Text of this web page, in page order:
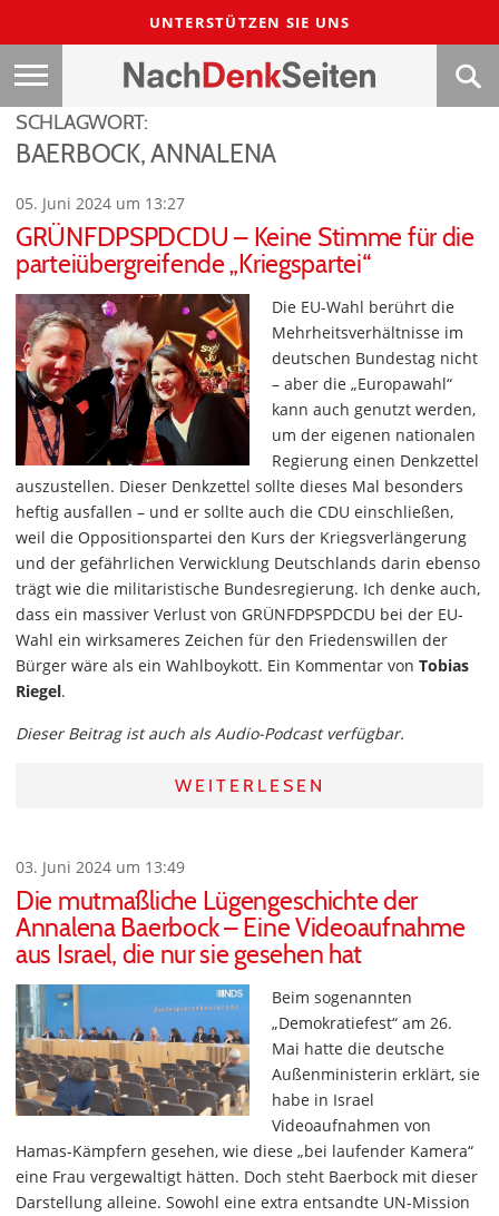
UNTERSTÜTZEN SIE UNS
SCHLAGWORT:
BAERBOCK, ANNALENA
05. Juni 2024 um 13:27
GRÜNFDPSPDCDU – Keine Stimme für die
parteiübergreifende „Kriegspartei“
Die EU-Wahl berührt die
Mehrheitsverhältnisse im
deutschen Bundestag nicht
– aber die „Europawahl“
kann auch genutzt werden,
um der eigenen nationalen
Regierung einen Denkzettel
auszustellen. Dieser Denkzettel sollte dieses Mal besonders
heftig ausfallen – und er sollte auch die CDU einschließen,
weil die Oppositionspartei den Kurs der Kriegsverlängerung
und der gefährlichen Verwicklung Deutschlands darin ebenso
trägt wie die militaristische Bundesregierung. Ich denke auch,
dass ein massiver Verlust von GRÜNFDPSPDCDU bei der EU-
Wahl ein wirksameres Zeichen für den Friedenswillen der
Bürger wäre als ein Wahlboykott. Ein Kommentar von Tobias
Riegel.
Dieser Beitrag ist auch als Audio-Podcast verfügbar.
WEITERLESEN
03. Juni 2024 um 13:49
Die mutmaßliche Lügengeschichte der
Annalena Baerbock – Eine Videoaufnahme
aus Israel, die nur sie gesehen hat
Beim sogenannten
„Demokratiefest“ am 26.
Mai hatte die deutsche
Außenministerin erklärt, sie
habe in Israel
Videoaufnahmen von
Hamas-Kämpfern gesehen, wie diese „bei laufender Kamera“
eine Frau vergewaltigt hätten. Doch steht Baerbock mit dieser
Darstellung alleine. Sowohl eine extra entsandte UN-Mission